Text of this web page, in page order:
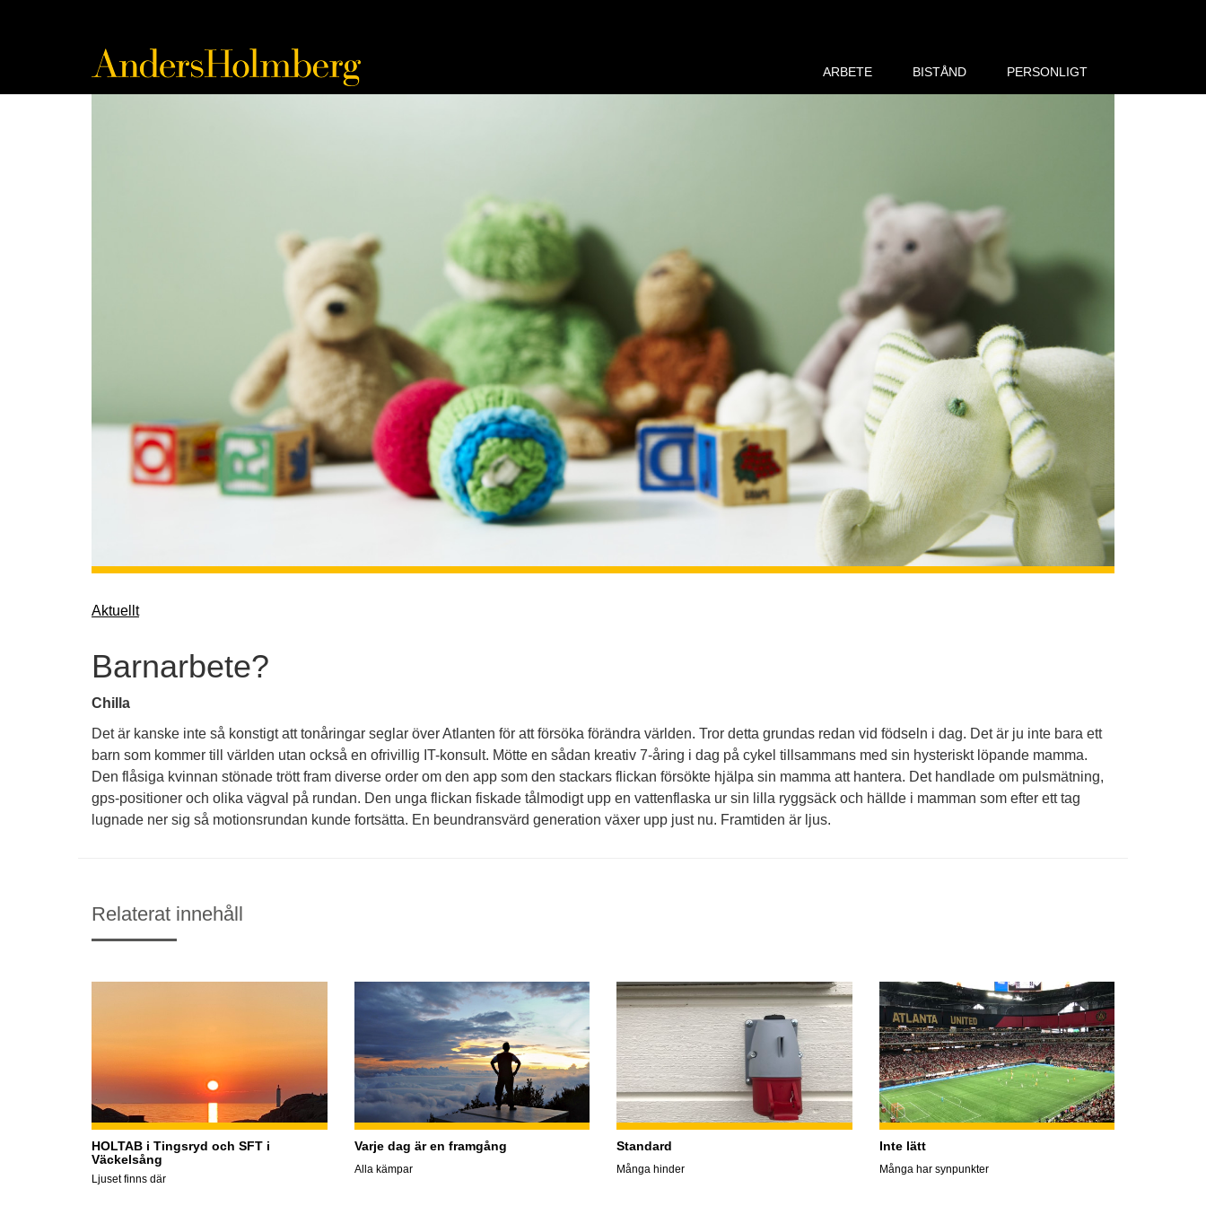
ARBETE BISTÅND PERSONLIGT
Aktuellt
Barnarbete?
Chilla
Det är kanske inte så konstigt att tonåringar seglar över Atlanten för att försöka förändra världen. Tror detta grundas redan vid födseln i dag. Det är ju inte bara ett
barn som kommer till världen utan också en ofrivillig IT-konsult. Mötte en sådan kreativ 7-åring i dag på cykel tillsammans med sin hysteriskt löpande mamma.
Den flåsiga kvinnan stönade trött fram diverse order om den app som den stackars flickan försökte hjälpa sin mamma att hantera. Det handlade om pulsmätning,
gps-positioner och olika vägval på rundan. Den unga flickan fiskade tålmodigt upp en vattenflaska ur sin lilla ryggsäck och hällde i mamman som efter ett tag
lugnade ner sig så motionsrundan kunde fortsätta. En beundransvärd generation växer upp just nu. Framtiden är ljus.
Relaterat innehåll
HOLTAB i Tingsryd och SFT i
Väckelsång
Ljuset finns där
Varje dag är en framgång
Alla kämpar
Standard
Många hinder
Inte lätt
Många har synpunkter